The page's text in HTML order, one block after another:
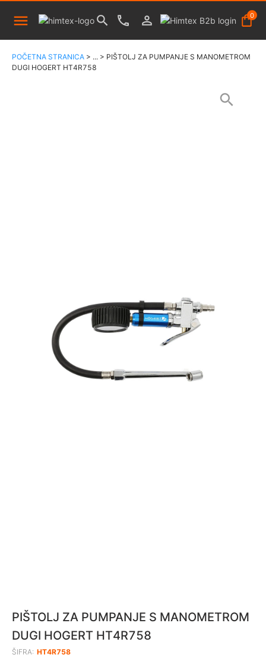
0
POČETNA STRANICA > ... > PIŠTOLJ ZA PUMPANJE S MANOMETROM
DUGI HOGERT HT4R758
PIŠTOLJ ZA PUMPANJE S MANOMETROM
DUGI HOGERT HT4R758
ŠIFRA: HT4R758